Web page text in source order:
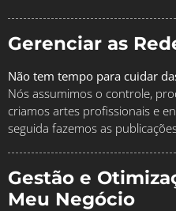
Gerenciar as
Não tem tempo para cuidar
Nós assumimos o controle,
criamos artes profissionais e
seguida fazemos as
Gestão e
Meu Negócio